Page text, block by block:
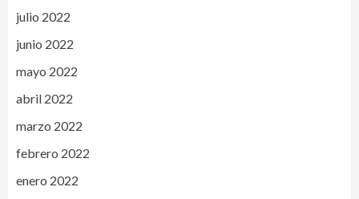
julio 2022
junio 2022
mayo 2022
abril 2022
marzo 2022
febrero 2022
enero 2022